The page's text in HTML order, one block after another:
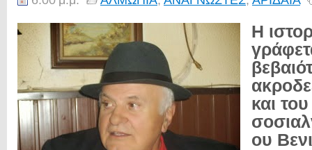
Η
και του
ου